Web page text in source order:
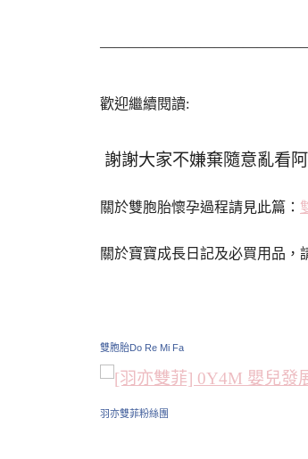
歡迎繼續閱讀:
謝謝大家不嫌棄隨意亂看
關於雙胞胎懷孕過程請見此篇：
關於寶寶成長日記及必買用品，
雙胞胎Do Re Mi Fa
羽亦雙菲粉絲團